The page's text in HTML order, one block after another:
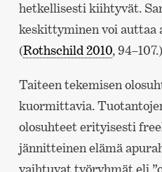
hetkellisesti kiihtyvät.
keskittyminen voi auttaa
(Rothschild 2010, 94–107.)
Taiteen tekemisen
kuormittavia.
olosuhteet erityisesti
jännitteinen elämä
vaihtuvat työryhmät eli